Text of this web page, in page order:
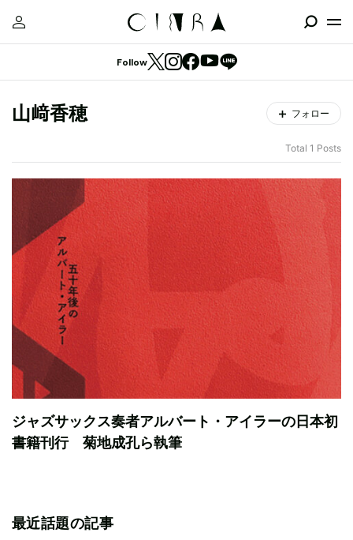
Follow
山﨑香穂 フォロー
Total 1 Posts
ジャズサックス奏者アルバート・アイラーの日本初
書籍刊行 菊地成孔ら執筆
最近話題の記事